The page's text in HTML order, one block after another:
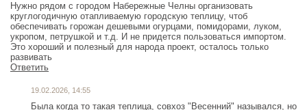
Нужно рядом с городом Набережные Челны организовать
круглогодичную отапливаемую городскую теплицу, чтоб
обеспечивать горожан дешевыми огурцами, помидорами, луком,
укропом, петрушкой и т.д. И не придется пользоваться импортом.
Это хороший и полезный для народа проект, осталось только
развивать
Ответить
19.02.2026, 14:55
Была когда то такая теплица, совхоз "Весенний" назывался, но